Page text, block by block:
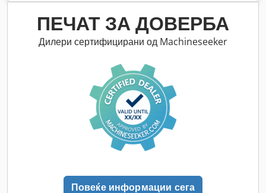
ПЕЧАТ ЗА ДОВЕРБА
Дилери сертифицирани од Machineseeker
Повеќе информации сега